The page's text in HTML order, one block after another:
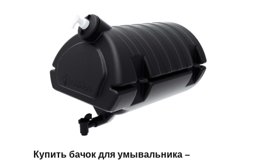
Купить бачок для умывальника –